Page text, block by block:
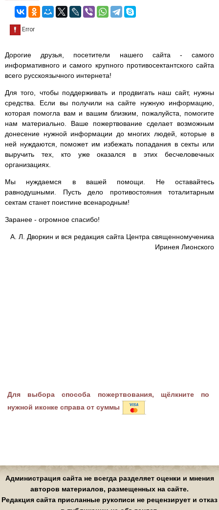
Дорогие друзья, посетители нашего сайта - самого
информативного и самого крупного противосектантского сайта
всего русскоязычного интернета!
Для того, чтобы поддерживать и продвигать наш сайт, нужны
средства. Если вы получили на сайте нужную информацию,
которая помогла вам и вашим близким, пожалуйста, помогите
нам материально. Ваше пожертвование сделает возможным
донесение нужной информации до многих людей, которые в
ней нуждаются, поможет им избежать попадания в секты или
выручить тех, кто уже оказался в этих бесчеловечных
организациях.
Мы нуждаемся в вашей помощи. Не оставайтесь
равнодушными. Пусть дело противостояния тоталитарным
сектам станет поистине всенародным!
Заранее - огромное спасибо!
А. Л. Дворкин и вся редакция сайта Центра священномученика
Иринея Лионского
Для выбора способа пожертвования, щёлкните по
нужной иконке справа от суммы
Администрация сайта не всегда разделяет оценки и мнения
авторов материалов, размещенных на сайте.
Редакция сайта присланные рукописи не рецензирует и отказ